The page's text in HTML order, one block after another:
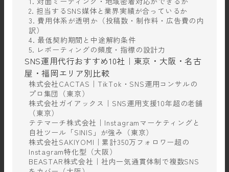
2. 担当するSNS媒体と業界実績が合っているか
3. 費用体系が透明か（投稿数・制作料・広告費の内
訳）
4. 最低契約期間と中途解約条件
5. レポーティングの頻度・指標の設計力
SNS運用代行おすすめ10社｜東京・大阪・名古
屋・福岡エリア別比較
株式会社CACTAS｜TikTok・SNS運用コンサルの
プロ集団（東京）
株式会社ガイアックス｜SNS運用支援10年超の老舗
（東京）
テテマーチ株式会社｜Instagramマーケティングと
自社ツール「SINIS」が強み（東京）
株式会社SAKIYOMI｜累計350万フォロワー超の
Instagram特化型（大阪）
BEASTAR株式会社｜社内一気通貫体制で複数SNS